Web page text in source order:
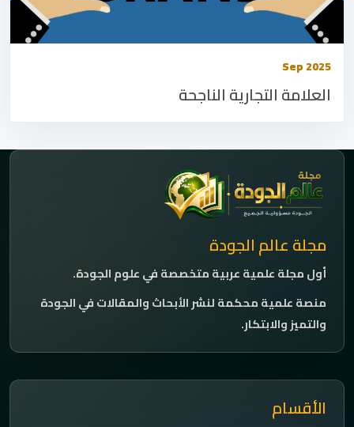
Sep 2025
العلامة التجارية الناجحة
مجلة عالم الجودة
أول مجلة علمية عربية متخصصة في علوم الجودة.
منصة علمية محكمة لنشر الأبحاث والمقالات في الجودة
والتميز والابتكار.
الأقسام